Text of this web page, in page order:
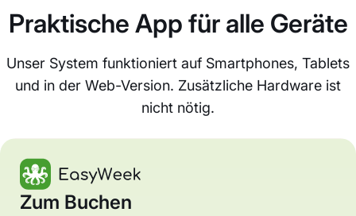
Praktische App für alle Geräte
Unser System funktioniert auf Smartphones, Tablets
und in der Web-Version. Zusätzliche Hardware ist
nicht nötig.
Zum Buchen